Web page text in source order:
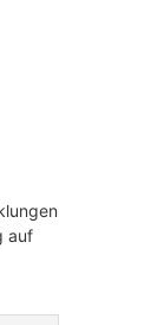
auf